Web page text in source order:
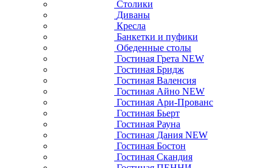
Столики
Диваны
Кресла
Банкетки и пуфики
Обеденные столы
Гостиная Грета NEW
Гостиная Бридж
Гостиная Валенсия
Гостиная Айно NEW
Гостиная Ари-Прованс
Гостиная Бьерт
Гостиная Рауна
Гостиная Дания NEW
Гостиная Бостон
Гостиная Скандия